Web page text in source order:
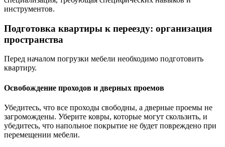
инструментов.
Подготовка квартиры к переезду: организация
пространства
Перед началом погрузки мебели необходимо подготовить
квартиру.
Освобождение проходов и дверных проемов
Убедитесь, что все проходы свободны, а дверные проемы не
загромождены. Уберите ковры, которые могут скользить, и
убедитесь, что напольное покрытие не будет повреждено при
перемещении мебели.